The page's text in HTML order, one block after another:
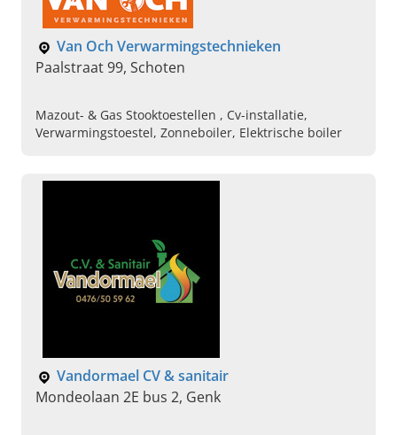
Van Och Verwarmingstechnieken
Paalstraat 99, Schoten
Mazout- & Gas Stooktoestellen , Cv-installatie,
Verwarmingstoestel, Zonneboiler, Elektrische boiler
Vandormael CV & sanitair
Mondeolaan 2E bus 2, Genk